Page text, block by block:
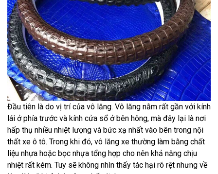
Đầu tiên là do vị trí của vô lăng. Vô lăng nằm rất gần với kính
lái ở phía trước và kính cửa sổ ở bên hông, mà đây lại là nơi
hấp thụ nhiều nhiệt lượng và bức xạ nhất vào bên trong nội
thất xe ô tô. Trong khi đó, vô lăng xe thường làm bằng chất
liệu nhựa hoặc bọc nhựa tổng hợp cho nên khả năng chịu
nhiệt rất kém. Tuy sẽ không nhìn thấy tác hại rõ rệt nhưng về